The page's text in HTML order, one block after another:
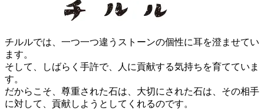
チルルでは、一つ一つ違うストーンの個性に耳を澄ませてい
ます。
そして、しばらく手許で、人に貢献する気持ちを育てていま
す。
だからこそ、尊重された石は、大切にされた石は、その相手
に対して、貢献しようとしてくれるのです。